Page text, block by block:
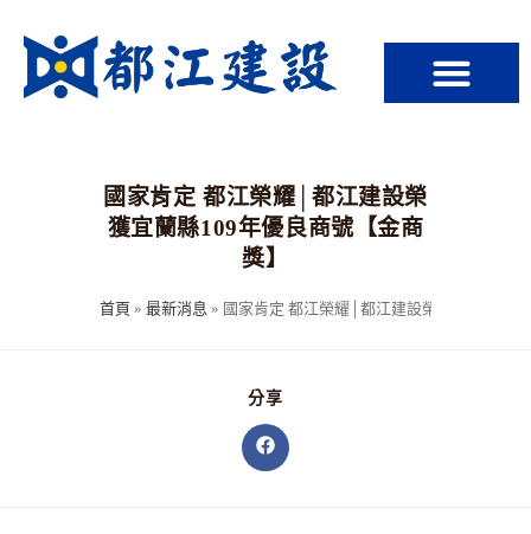
國家肯定 都江榮耀│都江建設榮
獲宜蘭縣109年優良商號【金商
獎】
首頁 » 最新消息 » 國家肯定 都江榮耀│都江建設榮獲宜蘭縣109
分享